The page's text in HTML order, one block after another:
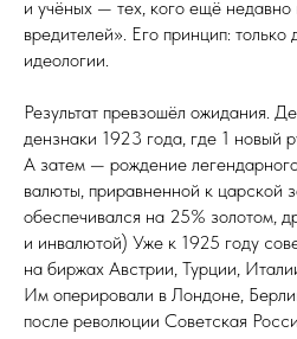
и учёных — тех, кого ещё
вредителей». Его принцип: только
идеологии.
Результат превзошёл ожидания.
дензнаки 1923 года, где 1 новый
А затем — рождение
валюты, приравненной к царской
обеспечивался на 25% золотом,
и инвалютой) Уже к 1925 году
на биржах Австрии, Турции,
Им оперировали в Лондоне,
после революции Советская